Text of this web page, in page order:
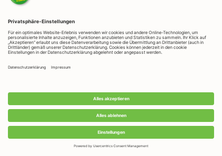
Gemüse-Reis-Pfanne im Wok Gemüseauflauf mit Knusper-Kruste
Gemüsecurry mit Linsen Gemüsecurry mit Süßkartoffeln und Cashews